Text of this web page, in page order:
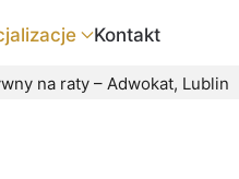
Kontakt
na raty – Adwokat, Lublin